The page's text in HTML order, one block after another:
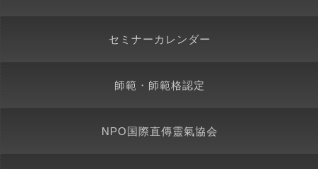
セミナーカレンダー
師範・師範格認定
NPO国際直傳靈氣協会